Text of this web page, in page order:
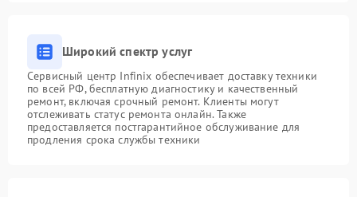
Широкий спектр услуг
Сервисный центр Infinix обеспечивает доставку техники
по всей РФ, бесплатную диагностику и качественный
ремонт, включая срочный ремонт. Клиенты могут
отслеживать статус ремонта онлайн. Также
предоставляется постгарантийное обслуживание для
продления срока службы техники